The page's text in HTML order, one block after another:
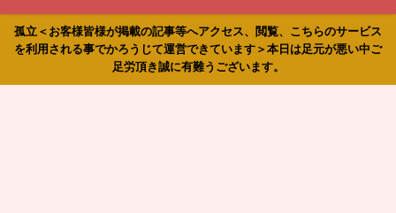
孤立＜お客様皆様が掲載の記事等へアクセス、閲覧、こちらのサービス
を利用される事でかろうじて運営できています＞本日は足元が悪い中ご
足労頂き誠に有難うございます。